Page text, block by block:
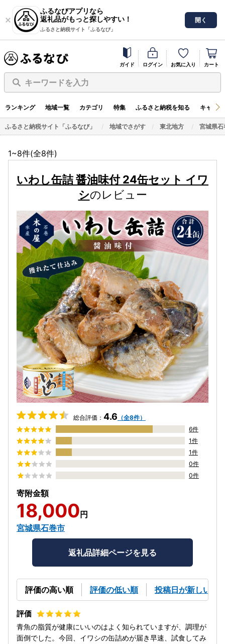
ふるなびアプリなら
返礼品がもっと探しやすい！
ふるさと納税サイト「ふるなび」
開く
ガイド ログイン お気に入り カート
キーワードを入力
ランキング 地域一覧 カテゴリ 特集 ふるさと納税を知る キャン
ふるさと納税サイト「ふるなび」 地域でさがす 東北地方 宮城県石
1~8件(全8件)
いわし缶詰 醤油味付 24缶セット イワ
シのレビュー
総合評価： 4.6 （全8件）
6件
1件
1件
0件
0件
寄附金額
18,000 円
宮城県石巻市
返礼品詳細ページを見る
評価の高い順 評価の低い順 投稿日が新しい順
青魚の脂質が健康にいいのはよく知られていますが、調理が
面倒でした。今回、イワシの缶詰めが届き早速、試食してみ